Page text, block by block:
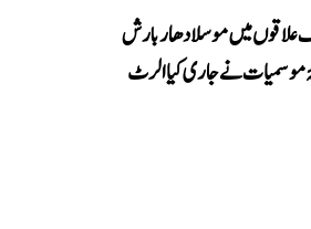
علاقوں میں موسلادھار بارش
موسمیات نے جاری کیا الرٹ